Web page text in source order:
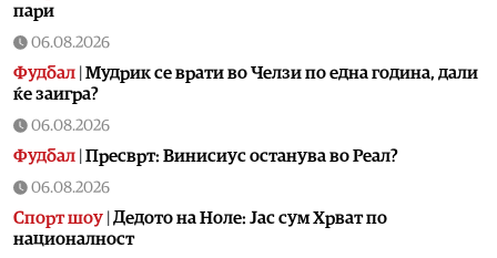
пари
06.08.2026
Фудбал Мудрик се врати во Челзи по една година, дали
ќе заигра?
06.08.2026
Фудбал Пресврт: Винисиус останува во Реал?
06.08.2026
Спорт шоу Дедото на Ноле: Јас сум Хрват по
националност